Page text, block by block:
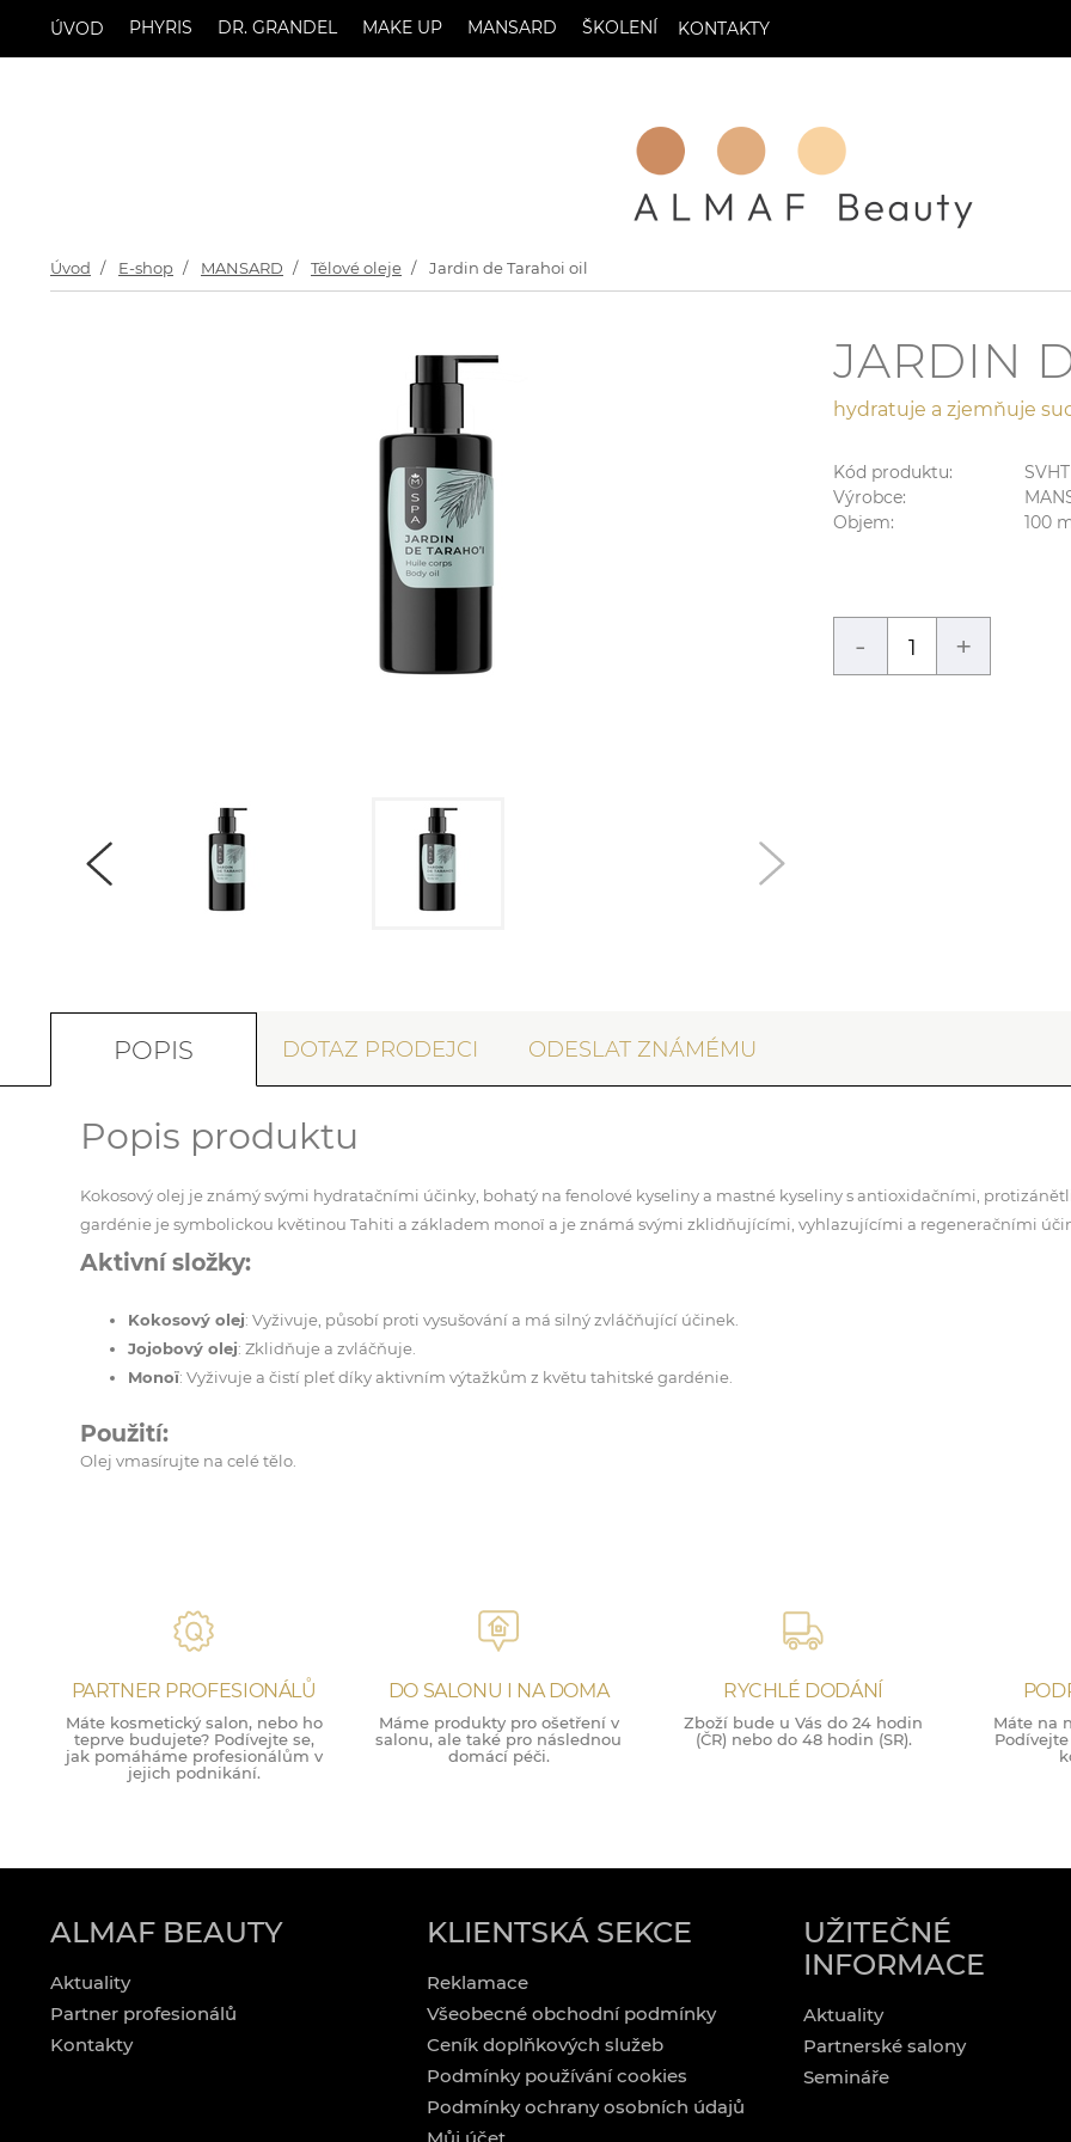
ÚVOD PHYRIS DR. GRANDEL MAKE UP MANSARD ŠKOLENÍ KONTAKTY
Úvod E-shop MANSARD Tělové oleje Jardin de Tarahoi oil
JARDIN
hydratuje a zjemňuje
Kód produktu:
SVHT
Výrobce:
Objem:
100
- +
POPIS DOTAZ PRODEJCI ODESLAT ZNÁMÉMU
Popis produktu
Kokosový olej je známý svými hydratačními účinky, bohatý na fenolové kyseliny a mastné kyseliny s antioxidačními,
gardénie je symbolickou květinou Tahiti a základem monoï a je známá svými zklidňujícími, vyhlazujícími a regeneračními
Aktivní složky:
Kokosový olej: Vyživuje, působí proti vysušování a má silný zvláčňující účinek.
Jojobový olej: Zklidňuje a zvláčňuje.
Monoï: Vyživuje a čistí pleť díky aktivním výtažkům z květu tahitské gardénie.
Použití:
Olej vmasírujte na celé tělo.
PARTNER PROFESIONÁLŮ
Máte kosmetický salon, nebo ho
teprve budujete? Podívejte se,
jak pomáháme profesionálům v
jejich podnikání.
DO SALONU I NA DOMA
Máme produkty pro ošetření v
salonu, ale také pro následnou
domácí péči.
RYCHLÉ DODÁNÍ
Zboží bude u Vás do 24 hodin
(ČR) nebo do 48 hodin (SR).
Máte na
ALMAF BEAUTY
Aktuality
Partner profesionálů
Kontakty
KLIENTSKÁ SEKCE
Reklamace
Všeobecné obchodní podmínky
Ceník doplňkových služeb
Podmínky používání cookies
Podmínky ochrany osobních údajů
UŽITEČNÉ
INFORMACE
Aktuality
Partnerské salony
Semináře